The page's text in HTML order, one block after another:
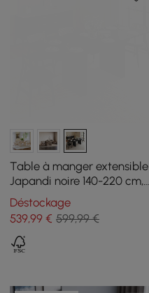
Table à manger extensible
Japandi noire 140-220 cm,
4-8 places
Déstockage
539,99 € 599,99 €